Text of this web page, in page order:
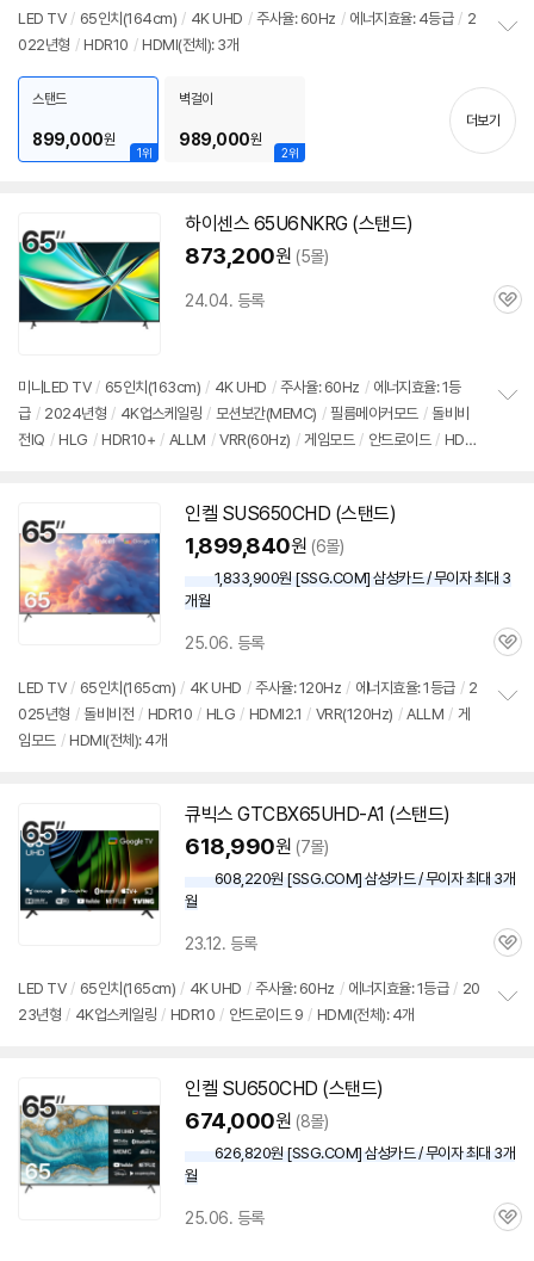
LED TV / 65인치 (164cm) / 4K UHD / 주사율: 60Hz / 에너지효율: 4등급 / 2
022년형 / HDR10 / HDMI(전체): 3개
치
기
1위
스탠드
899,000원
2위
벽걸이
989,000원
더보기
하이센스 65U6NKRG (스탠드)
873,200원 (5몰)
24.04. 등록
관
미니LED TV / 65인치 (163cm) / 4K UHD / 주사율: 60Hz / 에너지효율: 1등
급 / 2024년형 / 4K업스케일링 / 모션보간(MEMC) / 필름메이커모드 / 돌비비
전IQ / HLG / HDR10+ / ALLM / VRR(60Hz) / 게임모드 / 안드로이드 / HDMI
인켈 SUS650CHD (스탠드)
1,899,840원 (6몰)
1,833,900원 [SSG.COM] 삼성카드 / 무이자 최대 3
개월
25.06. 등록
관
LED TV / 65인치 (165cm) / 4K UHD / 주사율: 120Hz / 에너지효율: 1등급 / 2
025년형 / 돌비비전 / HDR10 / HLG / HDMI2.1 / VRR(120Hz) / ALLM / 게
임모드 / HDMI(전체): 4개
큐빅스 GTCBX65UHD-A1 (스탠드)
618,990원 (7몰)
608,220원 [SSG.COM] 삼성카드 / 무이자 최대 3개
월
23.12. 등록
관
LED TV / 65인치 (165cm) / 4K UHD / 주사율: 60Hz / 에너지효율: 1등급 / 20
23년형 / 4K업스케일링 / HDR10 / 안드로이드9 / HDMI(전체): 4개
인켈 SU650CHD (스탠드)
674,000원 (8몰)
626,820원 [SSG.COM] 삼성카드 / 무이자 최대 3개
월
25.06. 등록
관